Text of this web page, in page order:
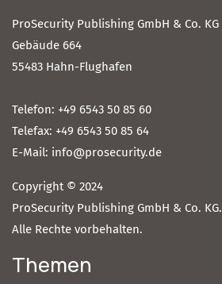
ProSecurity Publishing GmbH & Co. KG
Gebäude 664
55483 Hahn-Flughafen
Telefon: +49 6543 50 85 60
Telefax: +49 6543 50 85 64
E-Mail: info@prosecurity.de
Copyright © 2024
ProSecurity Publishing GmbH & Co. KG.
Alle Rechte vorbehalten.
Themen